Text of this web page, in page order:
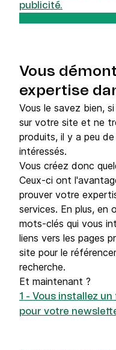
publicité.
Vous
expertise
Vous le savez bien,
sur votre site et ne
produits, il y a peu
intéressés.
Vous créez donc
Ceux-ci ont
prouver votre
services. En plus, en
mots-clés qui vous
liens vers les pages
site pour le
recherche.
Et maintenant ?
1 - Vous installez
pour votre